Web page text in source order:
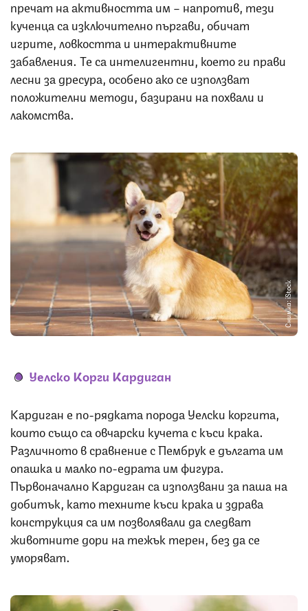
пречат на активността им – напротив, тези
кученца са изключително пъргави, обичат
игрите, ловкостта и интерактивните
забавления. Те са интелигентни, което ги прави
лесни за дресура, особено ако се използват
положителни методи, базирани на похвали и
лакомства.
Снимка: iStock
Уелско Корги Кардиган
Кардиган е по-рядката порода Уелски коргита,
които също са овчарски кучета с къси крака.
Различното в сравнение с Пембрук е дългата им
опашка и малко по-едрата им фигура.
Първоначално Кардиган са използвани за паша на
добитък, като техните къси крака и здрава
конструкция са им позволявали да следват
животните дори на тежък терен, без да се
уморяват.